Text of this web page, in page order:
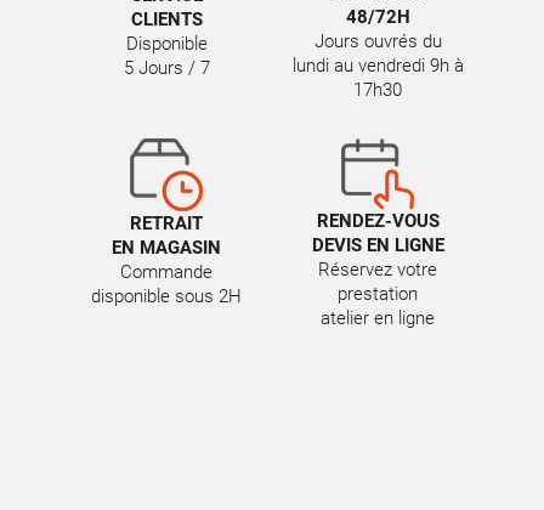
CLIENTS
Disponible
5 Jours / 7
48/72H
Jours ouvrés du
lundi au vendredi 9h à
17h30
RETRAIT
EN MAGASIN
Commande
disponible sous 2H
RENDEZ-VOUS
DEVIS EN LIGNE
Réservez votre
prestation
atelier en ligne